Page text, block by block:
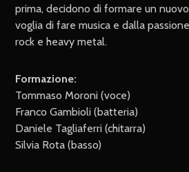
prima, decidono di formare un
voglia di fare musica e dalla
rock e heavy metal.
Formazione:
Tommaso Moroni (voce)
Franco Gambioli (batteria)
Daniele Tagliaferri (chitarra)
Silvia Rota (basso)